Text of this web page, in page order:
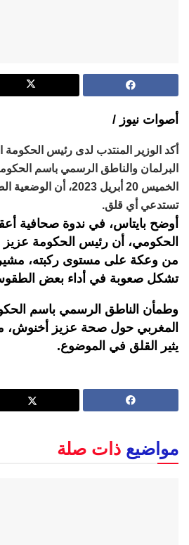
أصوات نيوز /
أكد الوزير المنتدب لدى رئيس الحكومة
البرلمان والناطق الرسمي باسم
الخميس 20 أبريل 2023،
تستدعي أي قلق.
أوضح بايتاس، في ندوة صحافية
الحكومي، أن رئيس الحكومة
من وعكة على مستوى ركبته،
تشكل صعوبة في أداء بعض
وطمأن الناطق الرسمي باسم
المغربي حول صحة عزيز أخنوش،
يثير القلق في الموضوع.
مواضيع ذات صلة